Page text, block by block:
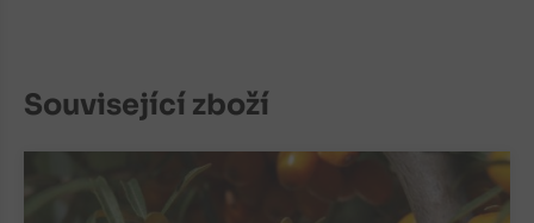
Související zboží